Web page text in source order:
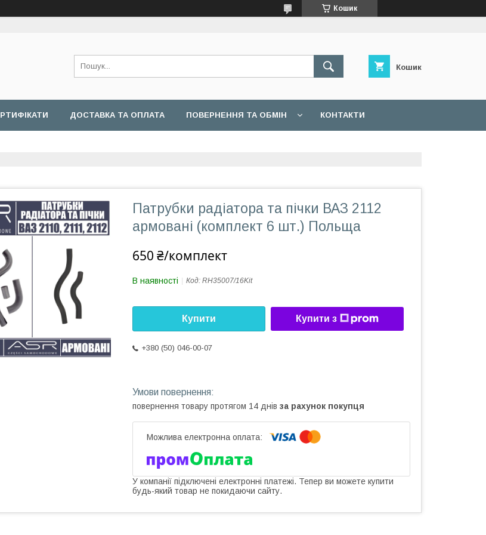
Кошик
Кошик
ДОСТАВКА ТА ОПЛАТА ПОВЕРНЕННЯ ТА ОБМІН КОНТАКТИ
Патрубки радіатора та пічки ВАЗ 2112
армовані (комплект 6 шт.) Польща
650 ₴/комплект
В наявності Код: RH35007/16Kit
Купити Купити з
+380 (50) 046-00-07
повернення товару протягом 14 днів за рахунок покупця
У компанії підключені електронні платежі. Тепер ви можете купити
будь-який товар не покидаючи сайту.